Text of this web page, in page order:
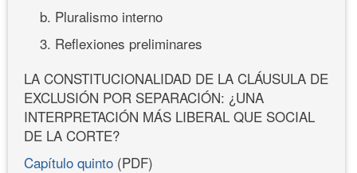
b. Pluralismo interno
3. Reflexiones preliminares
LA CONSTITUCIONALIDAD DE LA CLÁUSULA DE
EXCLUSIÓN POR SEPARACIÓN: ¿UNA
INTERPRETACIÓN MÁS LIBERAL QUE SOCIAL
DE LA CORTE?
Capítulo quinto (PDF)